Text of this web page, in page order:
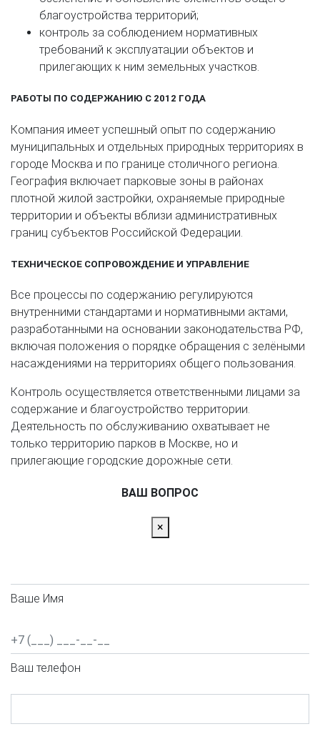
благоустройства территорий;
контроль за соблюдением нормативных
требований к эксплуатации объектов и
прилегающих к ним земельных участков.
РАБОТЫ ПО СОДЕРЖАНИЮ С 2012 ГОДА
Компания имеет успешный опыт по содержанию
муниципальных и отдельных природных территориях в
городе Москва и по границе столичного региона.
География включает парковые зоны в районах
плотной жилой застройки, охраняемые природные
территории и объекты вблизи административных
границ субъектов Российской Федерации.
ТЕХНИЧЕСКОЕ СОПРОВОЖДЕНИЕ И УПРАВЛЕНИЕ
Все процессы по содержанию регулируются
внутренними стандартами и нормативными актами,
разработанными на основании законодательства РФ,
включая положения о порядке обращения с зелёными
насаждениями на территориях общего пользования.
Контроль осуществляется ответственными лицами за
содержание и благоустройство территории.
Деятельность по обслуживанию охватывает не
только территорию парков в Москве, но и
прилегающие городские дорожные сети.
ВАШ ВОПРОС
×
Ваше Имя
Ваш телефон